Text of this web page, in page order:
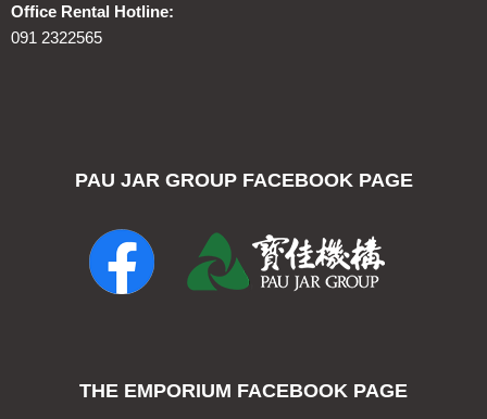
Office Rental Hotline:
091 2322565
PAU JAR GROUP FACEBOOK PAGE
THE EMPORIUM FACEBOOK PAGE